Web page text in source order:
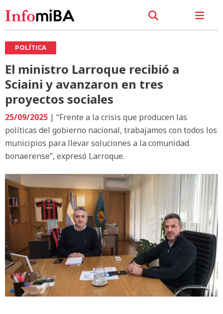
POLÍTICA
El ministro Larroque recibió a
Sciaini y avanzaron en tres
proyectos sociales
25/09/2025 | “Frente a la crisis que producen las
políticas del gobierno nacional, trabajamos con todos los
municipios para llevar soluciones a la comunidad
bonaerense”, expresó Larroque.